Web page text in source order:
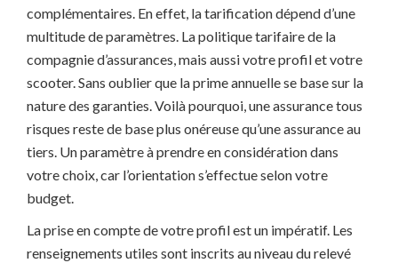
complémentaires. En effet, la tarification dépend d’une
multitude de paramètres. La politique tarifaire de la
compagnie d’assurances, mais aussi votre profil et votre
scooter. Sans oublier que la prime annuelle se base sur la
nature des garanties. Voilà pourquoi, une assurance tous
risques reste de base plus onéreuse qu’une assurance au
tiers. Un paramètre à prendre en considération dans
votre choix, car l’orientation s’effectue selon votre
budget.
La prise en compte de votre profil est un impératif. Les
renseignements utiles sont inscrits au niveau du relevé